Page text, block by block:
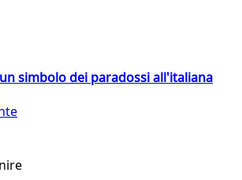
simbolo dei paradossi all'italiana